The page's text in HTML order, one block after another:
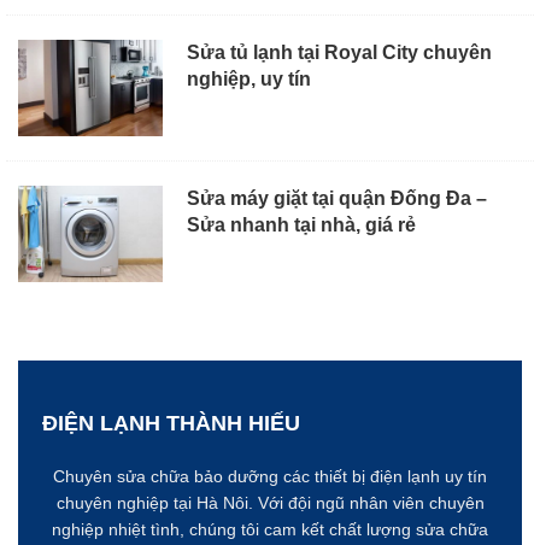
Sửa tủ lạnh tại Royal City chuyên
nghiệp, uy tín
Sửa máy giặt tại quận Đống Đa –
Sửa nhanh tại nhà, giá rẻ
ĐIỆN LẠNH THÀNH HIẾU
Chuyên sửa chữa bảo dưỡng các thiết bị điện lạnh uy tín
chuyên nghiệp tại Hà Nôi. Với đội ngũ nhân viên chuyên
nghiệp nhiệt tình, chúng tôi cam kết chất lượng sửa chữa